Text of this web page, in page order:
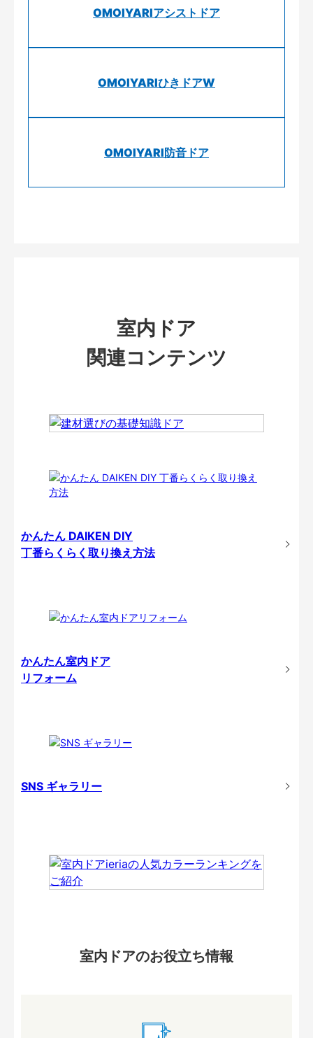
OMOIYARIアシストドア
OMOIYARIひきドアW
OMOIYARI防音ドア
室内ドア
関連コンテンツ
かんたん DAIKEN DIY
丁番らくらく取り換え方法
かんたん室内ドア
リフォーム
SNS ギャラリー
室内ドアのお役立ち情報